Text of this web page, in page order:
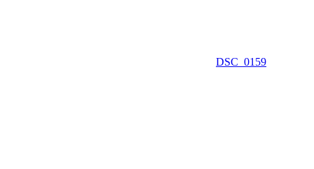
DSC_0159